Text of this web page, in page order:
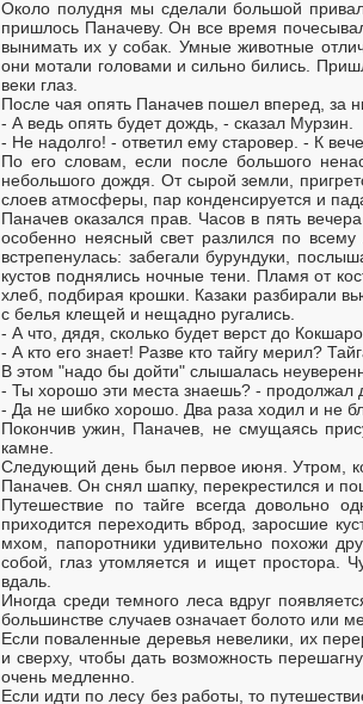
Около полудня мы сделали большой
пришлось Паначеву. Он все время
вынимать их у собак. Умные животные
они мотали головами и сильно бились.
веки глаз.
После чая опять Паначев пошел вперед, за
- А ведь опять будет дождь, - сказал Мурзин.
- Не надолго! - ответил ему старовер. - К
По его словам, если после большого
небольшого дождя. От сырой земли,
слоев атмосферы, пар конденсируется и
Паначев оказался прав. Часов в пять
особенно неясный свет разлился по
встрепенулась: забегали бурундуки,
кустов поднялись ночные тени. Пламя от
хлеб, подбирая крошки. Казаки разбирали
с белья клещей и нещадно ругались.
- А что, дядя, сколько будет верст до
- А кто его знает! Разве кто тайгу мерил?
В этом "надо бы дойти" слышалась
- Ты хорошо эти места знаешь? - продолжал
- Да не шибко хорошо. Два раза ходил и не
Покончив ужин, Паначев, не смущаясь
камне.
Следующий день был первое июня. Утром,
Паначев. Он снял шапку, перекрестился и
Путешествие по тайге всегда довольно
приходится переходить вброд, заросшие
мхом, папоротники удивительно похожи
собой, глаз утомляется и ищет простора.
вдаль.
Иногда среди темного леса вдруг
большинстве случаев означает болото или
Если поваленные деревья невелики, их
и сверху, чтобы дать возможность
очень медленно.
Если идти по лесу без работы, то